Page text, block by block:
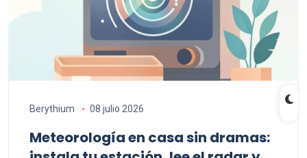
Berythium 08 julio 2026
Meteorología en casa sin dramas: